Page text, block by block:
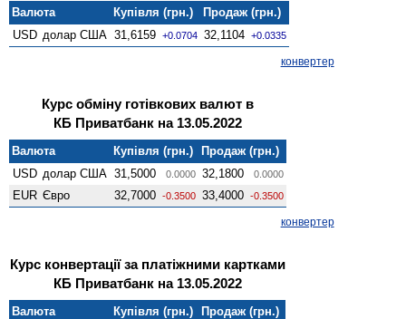
Валюта Купівля (грн.)
Продаж (грн.)
USD долар США 31,6159 +0.0704 32,1104 +0.0335
конвертер
Курс обміну готівкових валют в
КБ Приватбанк на 13.05.2022
Валюта Купівля (грн.)
Продаж (грн.)
USD долар США 31,5000 0.0000 32,1800 0.0000
EUR Євро 32,7000 -0.3500 33,4000 -0.3500
конвертер
Курс конвертації за платіжними картками
КБ Приватбанк на 13.05.2022
Валюта Купівля (грн.)
Продаж (грн.)